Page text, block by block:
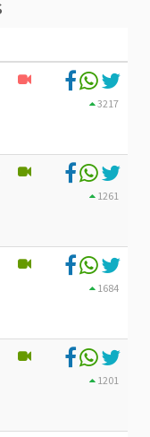
3217
1261
1684
1201